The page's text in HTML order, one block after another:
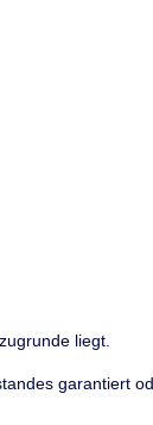
liegt.
garantiert